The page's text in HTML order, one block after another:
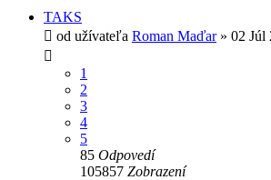
TAKS
od užívateľa Roman Maďar» 02 Júl
1
2
3
4
5
85 Odpovedí
105857 Zobrazení